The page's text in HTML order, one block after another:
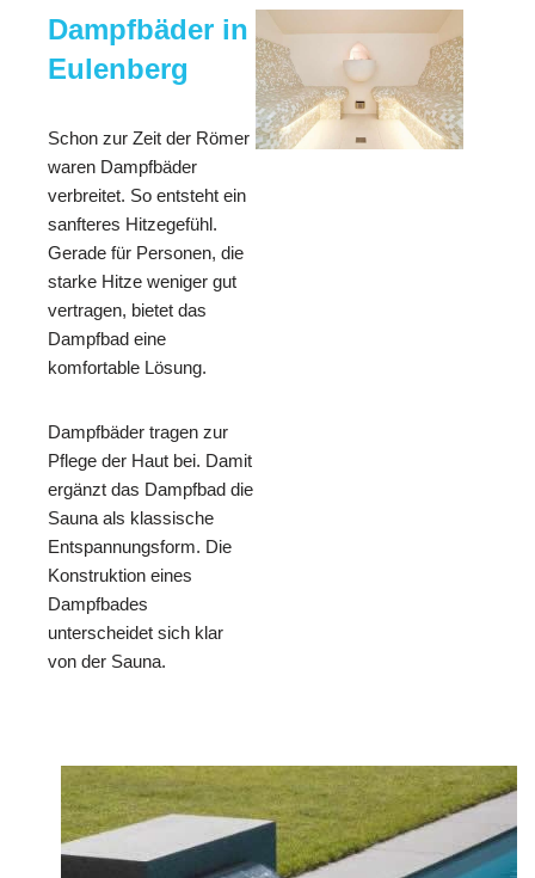
Dampfbäder in
Eulenberg
Schon zur Zeit der Römer
waren Dampfbäder
verbreitet. So entsteht ein
sanfteres Hitzegefühl.
Gerade für Personen, die
starke Hitze weniger gut
vertragen, bietet das
Dampfbad eine
komfortable Lösung.
Dampfbäder tragen zur
Pflege der Haut bei. Damit
ergänzt das Dampfbad die
Sauna als klassische
Entspannungsform. Die
Konstruktion eines
Dampfbades
unterscheidet sich klar
von der Sauna.